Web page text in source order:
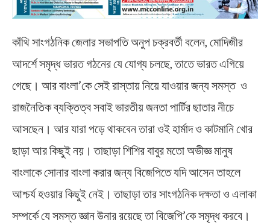
কাঁথি সাংগঠনিক জেলার সভাপতি অনুপ চক্রবর্তী বলেন, মোদিজীর
আদর্শে সমৃদ্ধ ভারত গঠনের যে যোগ্য চলছে, তাতে ভারত এগিয়ে
গেছে। আর বাংলা’কে সেই রাস্তায় নিয়ে যাওয়ার জন্য সমস্ত ও
রাজনৈতিক ব্যক্তিত্ব সবাই ভারতীয় জনতা পার্টির ছাতার নীচে
আসছেন। আর যারা পড়ে থাকবেন তারা ওই হার্মাদ ও কাটমানি খোর
ছাড়া আর কিছুই নয়। তাছাড়া শিশির বাবুর মতো অভীজ্ঞ মানুষ
বাংলাকে সোনার বাংলা করার জন্য বিজেপিতে যদি আসেন তাহলে
আশ্চর্য হওয়ার কিছুই নেই। তাছাড়া তার সাংগঠনিক দক্ষতা ও এলাকা
সম্পর্কে যে সমস্ত জ্ঞান উনার রয়েছে তা বিজেপি’কে সমৃদ্ধ করবে।